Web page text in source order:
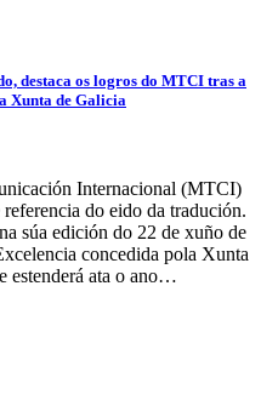
destaca os logros do MTCI tras a
Xunta de Galicia
Internacional (MTCI)
do eido da tradución.
súa edición do 22 de xuño de
concedida pola Xunta
estenderá ata o ano…